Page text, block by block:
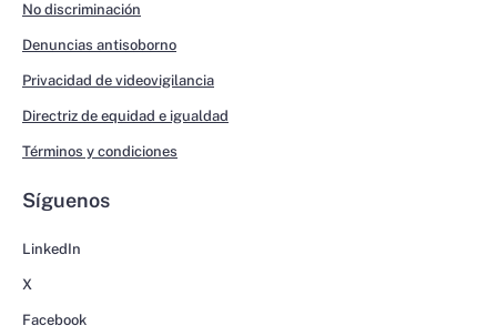
No discriminación
Denuncias antisoborno
Privacidad de videovigilancia
Directriz de equidad e igualdad
Términos y condiciones
Síguenos
LinkedIn
X
Facebook